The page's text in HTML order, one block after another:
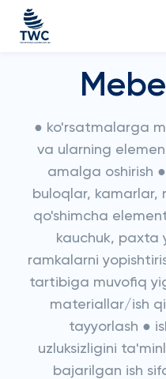
● ko'rsatmalarga
va ularning
amalga oshirish
buloqlar, kamarlar,
qo'shimcha
kauchuk, paxta
ramkalarni
tartibiga muvofiq
materiallar/ish
tayyorlash ●
uzluksizligini
bajarilgan ish